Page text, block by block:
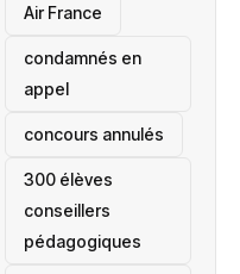
Air France
condamnés en
appel
concours annulés
300 élèves
conseillers
pédagogiques